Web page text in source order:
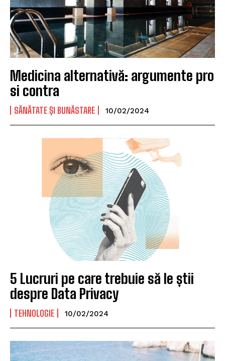
Medicina alternativă: argumente pro
si contra
SĂNĂTATE ȘI BUNĂSTARE 10/02/2024
5 Lucruri pe care trebuie să le știi
despre Data Privacy
TEHNOLOGIE 10/02/2024